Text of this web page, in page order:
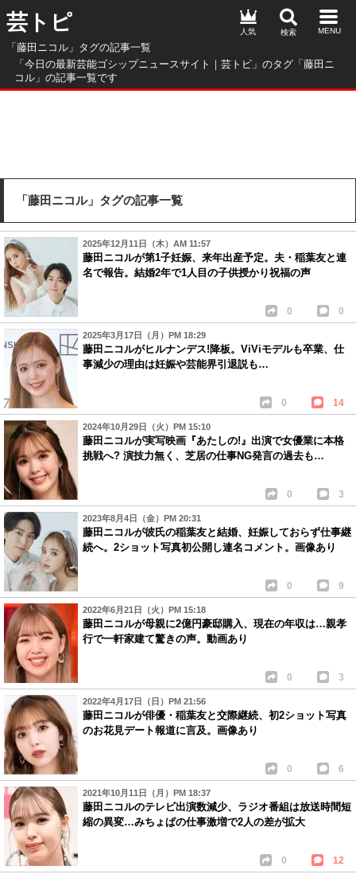
芸トピ
「藤田ニコル」タグの記事一覧
「今日の最新芸能ゴシップニュースサイト｜芸トピ」のタグ「藤田ニ
コル」の記事一覧です
人気
「藤田ニコル」タグの記事一覧
2025年12月11日（木）AM 11:57
藤田ニコルが第1子妊娠、来年出産予定。夫・稲葉友と連
名で報告。結婚2年で1人目の子供授かり祝福の声
0 0
2025年3月17日（月）PM 18:29
藤田ニコルがヒルナンデス!降板。ViViモデルも卒業、仕
事減少の理由は妊娠や芸能界引退説も…
0 14
2024年10月29日（火）PM 15:10
藤田ニコルが実写映画『あたしの!』出演で女優業に本格
挑戦へ? 演技力無く、芝居の仕事NG発言の過去も…
0 3
2023年8月4日（金）PM 20:31
藤田ニコルが彼氏の稲葉友と結婚、妊娠しておらず仕事継
続へ。2ショット写真初公開し連名コメント。画像あり
0 9
2022年6月21日（火）PM 15:18
藤田ニコルが母親に2億円豪邸購入、現在の年収は…親孝
行で一軒家建て驚きの声。動画あり
0 3
2022年4月17日（日）PM 21:56
藤田ニコルが俳優・稲葉友と交際継続、初2ショット写真
のお花見デート報道に言及。画像あり
0 6
2021年10月11日（月）PM 18:37
藤田ニコルのテレビ出演数減少、ラジオ番組は放送時間短
縮の異変…みちょぱの仕事激増で2人の差が拡大
0 12